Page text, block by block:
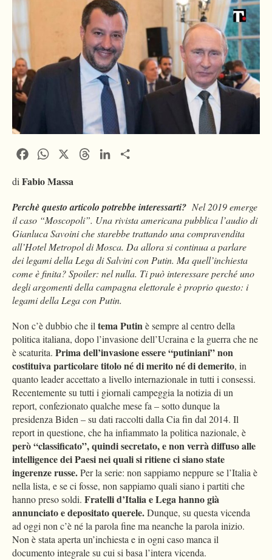
FacebookWhatsApp ThreadsLinkedIn
diFabio Massa
Perchè questo articolo potrebbe interessarti? Nel 2019 emerge
il caso “Moscopoli”. Una rivista americana pubblica l’audio di
Gianluca Savoini che starebbe trattando una compravendita
all’Hotel Metropol di Mosca. Da allora si continua a parlare
dei legami della Lega di Salvini con Putin. Ma quell’inchiesta
come è finita? Spoiler: nel nulla. Ti può interessare perché uno
degli argomenti della campagna elettorale è proprio questo: i
legami della Lega con Putin.
Non c’è dubbio che iltema Putinè sempre al centro della
politica italiana, dopo l’invasione dell’Ucraina e la guerra che ne
è scaturita. Prima dell’invasione essere “putiniani” non
costituiva particolare titolo né di merito né di demerito, in
quanto leader accettato a livello internazionale in tutti i consessi.
Recentemente su tutti i giornali campeggia la notizia di un
report, confezionato qualche mese fa – sotto dunque la
presidenza Biden – su dati raccolti dalla Cia fin dal 2014. Il
report in questione, che ha infiammato la politica nazionale, è
però “classificato”, quindi secretato, e non verrà diffuso alle
intelligence dei Paesi nei quali si ritiene ci siano state
ingerenze russe.Per la serie: non sappiamo neppure se l’Italia è
nella lista, e se ci fosse, non sappiamo quali siano i partiti che
hanno preso soldi. Fratelli d’Italia e Lega hanno già
annunciato e depositato querele.Dunque, su questa vicenda
ad oggi non c’è né la parola fine ma neanche la parola inizio.
Non è stata aperta un’inchiesta e in ogni caso manca il
documento integrale su cui si basa l’intera vicenda.